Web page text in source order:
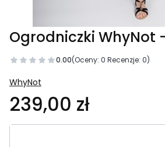
Ogrodniczki WhyNot
0.00(Oceny: 0 Recenzje: 0)
WhyNot
239,00 zł